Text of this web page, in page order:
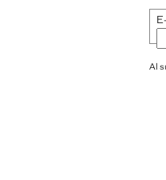
Al